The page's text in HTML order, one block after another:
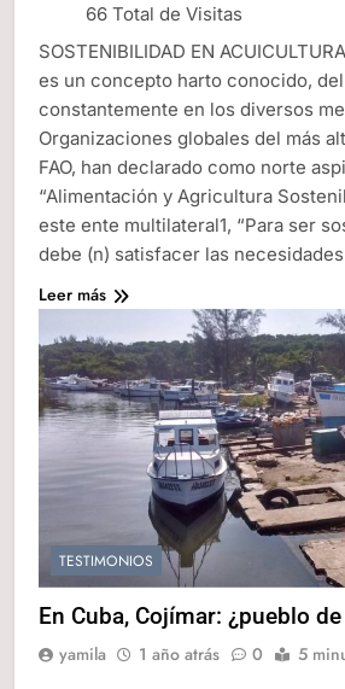
66 Total de Visitas
SOSTENIBILIDAD EN
es un concepto harto conocido,
constantemente en los diversos
Organizaciones globales del más
FAO, han declarado como norte
“Alimentación y Agricultura
este ente multilateral1, “Para ser
debe (n) satisfacer las
Leer más
TESTIMONIOS
En Cuba, Cojímar: ¿pueblo
yamila 1 año atrás 0 5